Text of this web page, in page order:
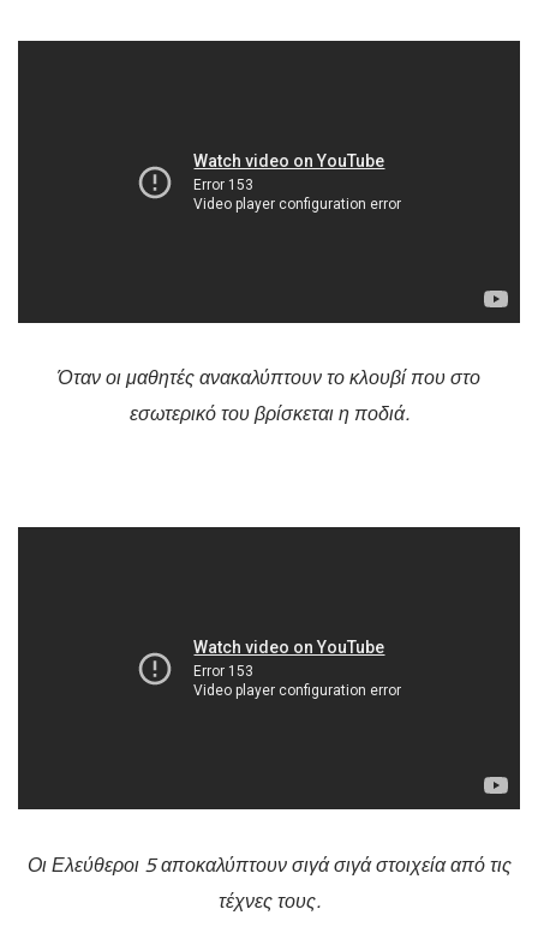
Όταν οι μαθητές ανακαλύπτουν το κλουβί που στο
εσωτερικό του βρίσκεται η ποδιά.
Οι Ελεύθεροι 5 αποκαλύπτουν σιγά σιγά στοιχεία από τις
τέχνες τους.